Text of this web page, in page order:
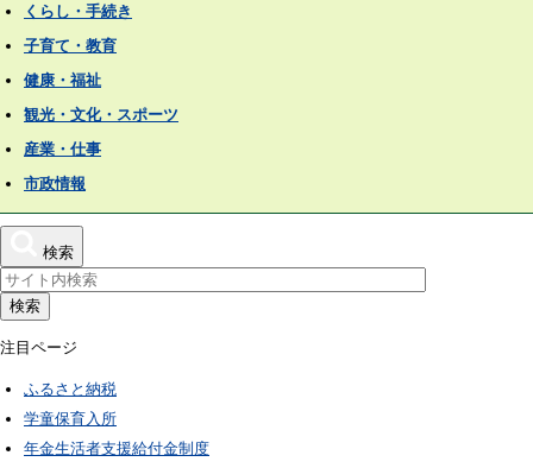
くらし・手続き
子育て・教育
健康・福祉
観光・文化・スポーツ
産業・仕事
市政情報
検索
検索
注目ページ
ふるさと納税
学童保育入所
年金生活者支援給付金制度